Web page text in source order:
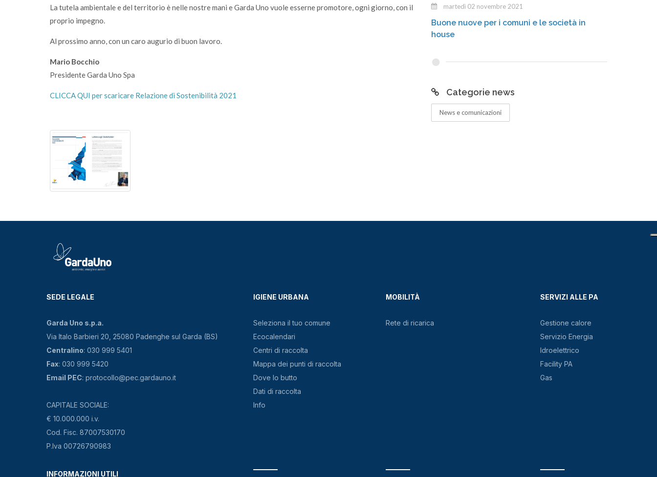
La tutela ambientale e del territorio è nelle nostre mani e Garda Uno vuole esserne promotore, ogni giorno, con il
proprio impegno.
Al prossimo anno, con un caro augurio di buon lavoro.
Mario Bocchio
Presidente Garda Uno Spa
CLICCA QUI per scaricare Relazione di Sostenibilità 2021
martedì 02 novembre 2021
Buone nuove per i comuni e le società in
house
Categorie news
News e comunicazioni
SEDE LEGALE
Garda Uno s.p.a.
Via Italo Barbieri 20, 25080 Padenghe sul Garda (BS)
Centralino: 030 999 5401
Fax: 030 999 5420
Email PEC: protocollo@pec.gardauno.it
CAPITALE SOCIALE:
€ 10.000.000 i.v.
Cod. Fisc. 87007530170
P.Iva 00726790983
IGIENE URBANA
Seleziona il tuo comune
Ecocalendari
Centri di raccolta
Mappa dei punti di raccolta
Dove lo butto
Dati di raccolta
Info
MOBILITÀ
Rete di ricarica
SERVIZI ALLE PA
Gestione calore
Servizio Energia
Idroelettrico
Facility PA
Gas
INFORMAZIONI UTILI